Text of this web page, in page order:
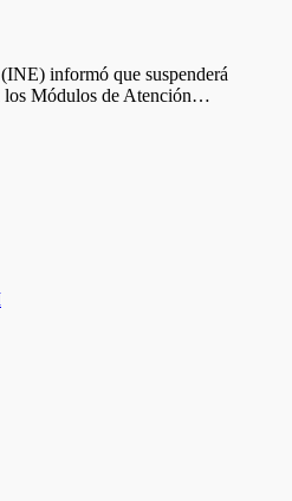
informó que suspenderá
los Módulos de Atención…